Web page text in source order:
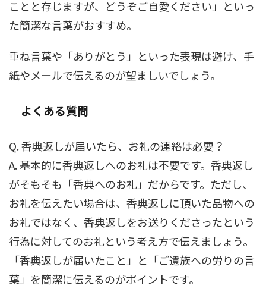
ことと存じますが、どうぞご自愛ください」といっ
た簡潔な言葉がおすすめ。
重ね言葉や「ありがとう」といった表現は避け、手
紙やメールで伝えるのが望ましいでしょう。
よくある質問
Q. 香典返しが届いたら、お礼の連絡は必要？
A. 基本的に香典返しへのお礼は不要です。香典返し
がそもそも「香典へのお礼」だからです。ただし、
お礼を伝えたい場合は、香典返しに頂いた品物への
お礼ではなく、香典返しをお送りくださったという
行為に対してのお礼という考え方で伝えましょう。
「香典返しが届いたこと」と「ご遺族への労りの言
葉」を簡潔に伝えるのがポイントです。